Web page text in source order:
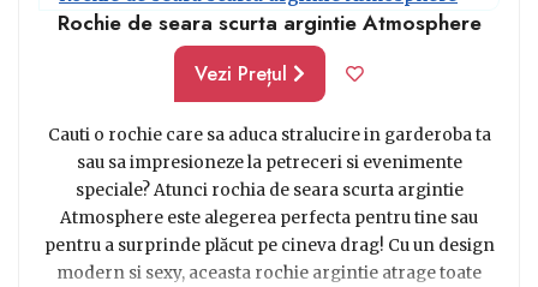
Rochie de seara scurta argintie Atmosphere
Vezi Prețul
Cauti o rochie care sa aduca stralucire in garderoba ta
sau sa impresioneze la petreceri si evenimente
speciale? Atunci rochia de seara scurta argintie
Atmosphere este alegerea perfecta pentru tine sau
pentru a surprinde plăcut pe cineva drag! Cu un design
modern si sexy, aceasta rochie argintie atrage toate